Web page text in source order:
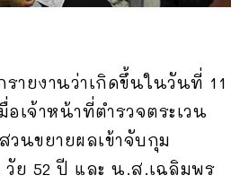
ายงานว่าเกิดขึ้นในวันที่ 11
เจ้าหน้าที่ตำรวจตระเวน
วนขยายผลเข้าจับกุม
ย 52 ปี และ น.ส.เฉลิมพร